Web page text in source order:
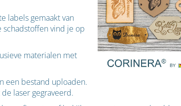
labels gemaakt van
schadstoffen vind je op
materialen met
een bestand uploaden.
laser gegraveerd.